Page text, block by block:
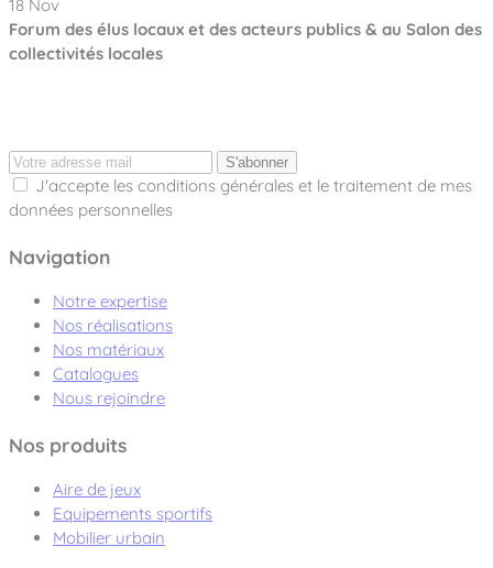
18 Nov
Forum des élus locaux et des acteurs publics & au Salon des
collectivités locales
S'abonner
J'accepte les conditions générales et le traitement de mes
données personnelles
Navigation
Notre expertise
Nos réalisations
Nos matériaux
Catalogues
Nous rejoindre
Nos produits
Aire de jeux
Equipements sportifs
Mobilier urbain